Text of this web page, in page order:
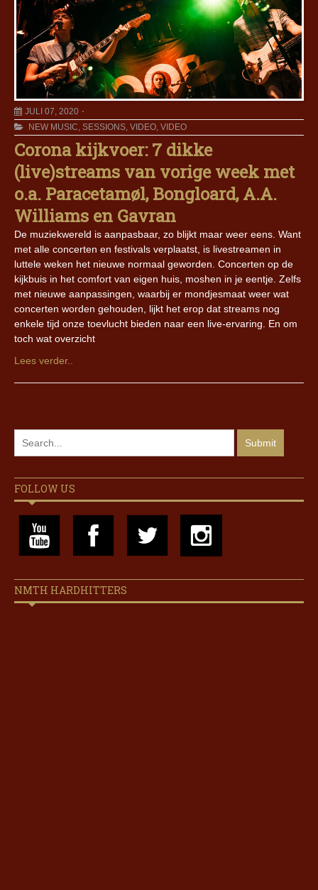
JULI 07, 2020
NEW MUSIC, SESSIONS, VIDEO, VIDEO
Corona kijkvoer: 7 dikke
(live)streams van vorige week met
o.a. Paracetamøl, Bongloard, A.A.
Williams en Gavran
De muziekwereld is aanpasbaar, zo blijkt maar weer eens. Want
met alle concerten en festivals verplaatst, is livestreamen in
luttele weken het nieuwe normaal geworden. Concerten op de
kijkbuis in het comfort van eigen huis, moshen in je eentje. Zelfs
met nieuwe aanpassingen, waarbij er mondjesmaat weer wat
concerten worden gehouden, lijkt het erop dat streams nog
enkele tijd onze toevlucht bieden naar een live-ervaring. En om
toch wat overzicht
Lees verder..
FOLLOW US
NMTH HARDHITTERS